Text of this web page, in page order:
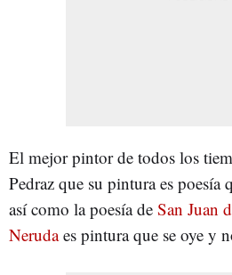
El mejor pintor de todos los
Pedraz que su pintura es poesía
así como la poesía de San Juan
Nerudaes pintura que se oye y